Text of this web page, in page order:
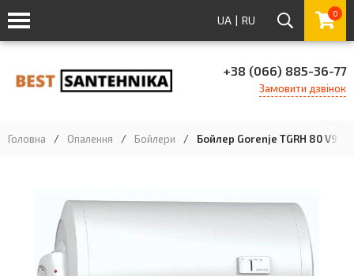
UA | RU 0
+38 (066) 885-36-77
Замовити дзвінок
Головна / Опалення / Бойлери / Бойлер Gorenje TGRH 80 V9,